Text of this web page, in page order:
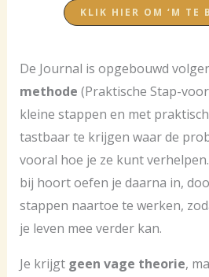
KLIK HIER OM ‘M TE
De Journal is opgebouwd
methode (Praktische Stap-
kleine stappen en met
tastbaar te krijgen waar de
vooral hoe je ze kunt
bij hoort oefen je daarna in,
stappen naartoe te werken,
je leven mee verder kan.
Je krijgt geen vage theorie,